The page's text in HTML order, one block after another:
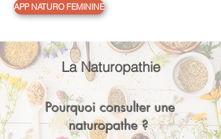
APP NATURO FEMININE
La Naturopathie
Pourquoi consulter une
naturopathe ?